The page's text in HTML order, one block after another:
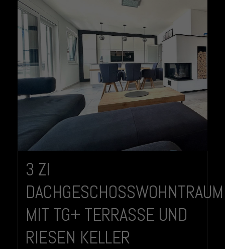
3 ZI
DACHGESCHOSSWOHNTRAUM
MIT TG+ TERRASSE UND
RIESEN KELLER